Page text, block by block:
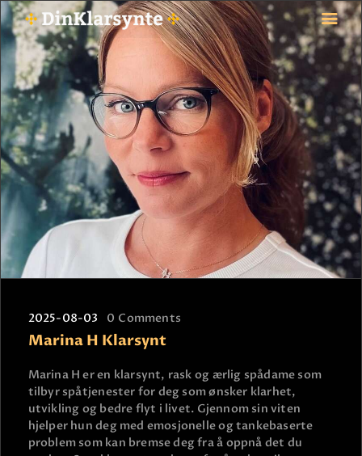
FORSIDE
ASTROLOGI
STJERNETEGN
TAROTKORT
KLARSYNTE
BLOGG
BETALING
VIPPS
FAQ
KONTAKT OSS
2025-08-03 0 Comments
Marina H Klarsynt
Marina H er en klarsynt, rask og ærlig spådame som
tilbyr spåtjenester for deg som ønsker klarhet,
utvikling og bedre flyt i livet. Gjennom sin viten
hjelper hun deg med emosjonelle og tankebaserte
problem som kan bremse deg fra å oppnå det du